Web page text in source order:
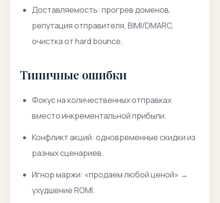
Доставляемость: прогрев доменов,
репутация отправителя, BIMI/DMARC,
очистка от hard bounce.
Типичные ошибки
Фокус на количественных отправках
вместо инкрементальной прибыли.
Конфликт акций: одновременные скидки из
разных сценариев.
Игнор маржи: «продаем любой ценой» →
ухудшение ROMI.